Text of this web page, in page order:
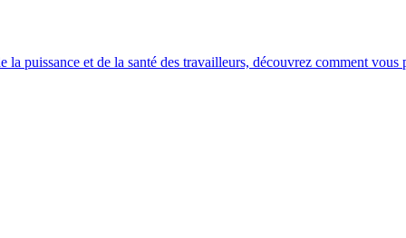
puissance et de la santé des travailleurs, découvrez comment